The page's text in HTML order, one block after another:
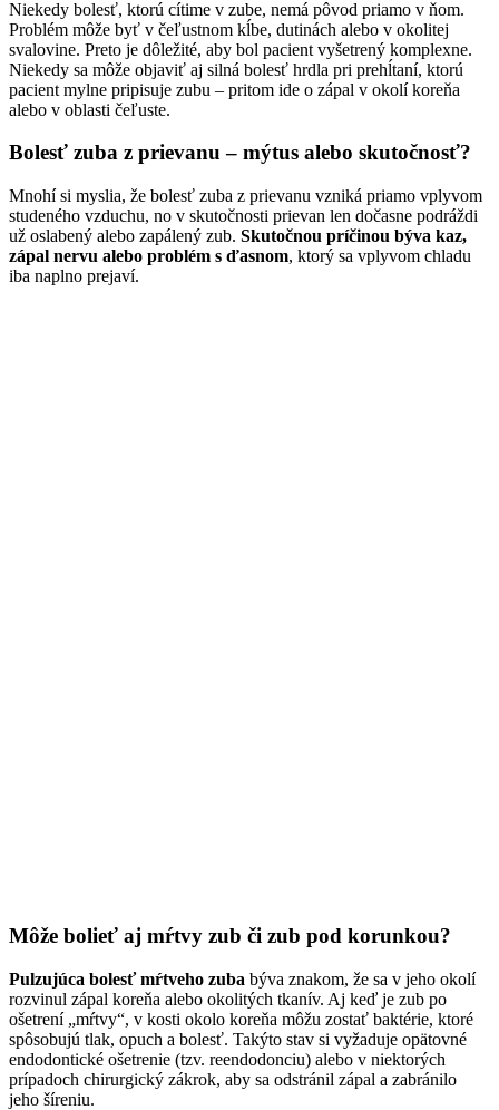
Niekedy bolesť, ktorú cítime v zube, nemá pôvod priamo v ňom.
Problém môže byť v čeľustnom kĺbe, dutinách alebo v okolitej
svalovine. Preto je dôležité, aby bol pacient vyšetrený komplexne.
Niekedy sa môže objaviť aj silná bolesť hrdla pri prehĺtaní, ktorú
pacient mylne pripisuje zubu – pritom ide o zápal v okolí koreňa
alebo v oblasti čeľuste.
Bolesť zuba z prievanu – mýtus alebo skutočnosť?
Mnohí si myslia, že bolesť zuba z prievanu vzniká priamo vplyvom
studeného vzduchu, no v skutočnosti prievan len dočasne podráždi
už oslabený alebo zapálený zub. Skutočnou príčinou býva kaz,
zápal nervu alebo problém s ďasnom, ktorý sa vplyvom chladu
iba naplno prejaví.
Môže bolieť aj mŕtvy zub či zub pod korunkou?
Pulzujúca bolesť mŕtveho zuba býva znakom, že sa v jeho okolí
rozvinul zápal koreňa alebo okolitých tkanív. Aj keď je zub po
ošetrení „mŕtvy“, v kosti okolo koreňa môžu zostať baktérie, ktoré
spôsobujú tlak, opuch a bolesť. Takýto stav si vyžaduje opätovné
endodontické ošetrenie (tzv. reendodonciu) alebo v niektorých
prípadoch chirurgický zákrok, aby sa odstránil zápal a zabránilo
jeho šíreniu.